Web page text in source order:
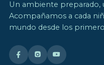
Un ambiente preparado,
Acompañamos a cada
mundo desde los